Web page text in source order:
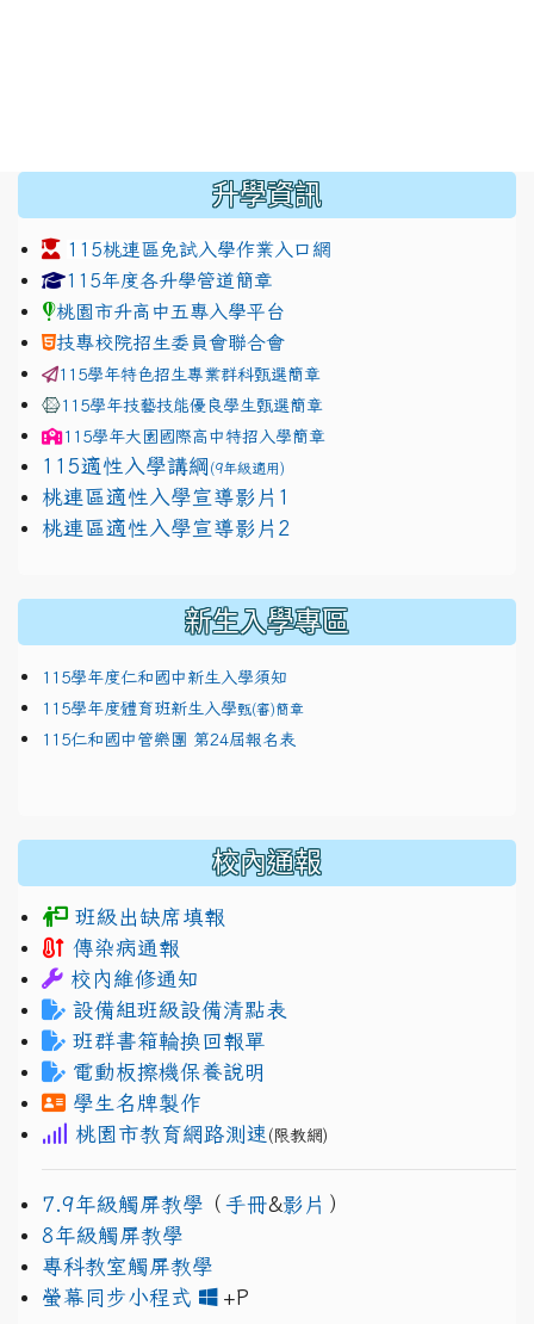
升學資訊
115桃連區免試入學作業入口網
link to https://www.jhjhs.tyc.edu.tw/modules/
115年度各升學管道簡章
桃園市升高中五專入學平台
技專校院招生委員會聯合會
115學年特色招生專業群科甄選簡章
115學年技藝技能優良學生甄選簡章
115學年大園國際高中特招入學簡章
115適性入學講綱 (9年級適用)
link to https://docs.google.com/presentation/d/
桃連區適性入學宣導影片1
link to https://docs.google.com/presentation/d/
桃連區適性入學宣導影片2
新生入學專區
115學年度仁和國中新生入學須知
115學年度體育班新生入學甄(審)簡章
115仁和國中管樂團 第24屆報名表
校內通報
班級出缺席填報
傳染病通報
校內維修通知
設備組班級設備清點表
班群書箱輪換回報單
電動板擦機保養說明
學生名牌製作
桃園市教育網路測速 (限教網)
7.9年級觸屏教學 （ 手冊&影片 ）
8年級觸屏教學
專科教室觸屏教學
螢幕同步小程式
+P